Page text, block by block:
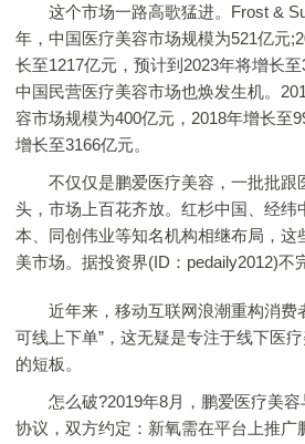
这个市场一路高歌猛进。Frost &
年，中国医疗美容市场规模为521亿元
长至1217亿元，预计到2023年将增长至
中国民营医疗美容市场也焕发生机。
容市场规模为400亿元，2018年增长至
增长至3166亿元。
不仅仅是鹏爱医疗美容，一批批跟
头，市场上百花齐放。红杉中国、经纬
本、同创伟业等知名机构相继布局，这
美市场。据投资界(ID：pedaily2012)不
近年来，移动互联网浪潮重构消费
可线上下单”，这无疑是专注于线下医
的短板。
怎么破?2019年8月，鹏爱医疗美容
协议，双方约定：新氧需在平台上推广